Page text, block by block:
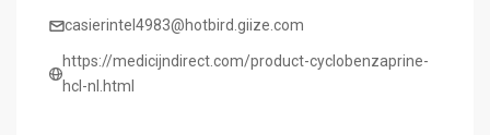
casierintel4983@hotbird.giize.com
https://medicijndirect.com/product-cyclobenzaprine-
hcl-nl.html